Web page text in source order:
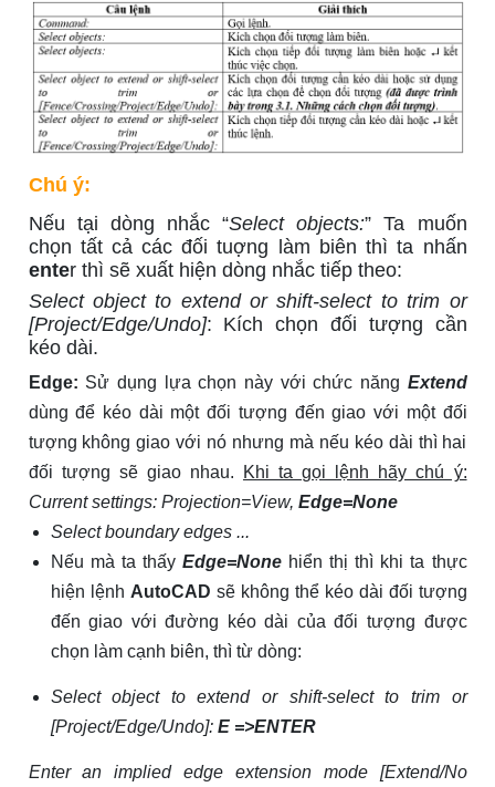
Chú ý:
Nếu tại dòng nhắc “Select objects:” Ta muốn
chọn tất cả các đối tuợng làm biên thì ta nhấn
enter thì sẽ xuất hiện dòng nhắc tiếp theo:
Select object to extend or shift-select to trim or
[Project/Edge/Undo]: Kích chọn đối tượng cần
kéo dài.
Edge: Sử dụng lựa chọn này với chức năng Extend
dùng để kéo dài một đối tượng đến giao với một đối
tượng không giao với nó nhưng mà nếu kéo dài thì hai
đối tượng sẽ giao nhau.
Khi ta gọi lệnh hãy chú ý:
Current settings: Projection=View, Edge=None
Select boundary edges ...
Nếu mà ta thấy Edge=None hiển thị thì khi ta thực
hiện lệnh AutoCAD sẽ không thể kéo dài đối tượng
đến giao với đường kéo dài của đối tượng được
chọn làm cạnh biên, thì từ dòng:
Select object to extend or shift-select to trim or
[Project/Edge/Undo]: E =>ENTER
Enter an implied edge extension mode [Extend/No